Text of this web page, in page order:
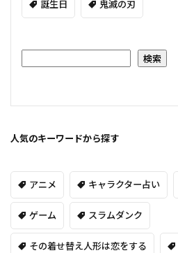
誕生日 鬼滅の刃
検索
人気のキーワードから探す
アニメ キャラクター占い
ゲーム スラムダンク
その着せ替え人形は恋をする